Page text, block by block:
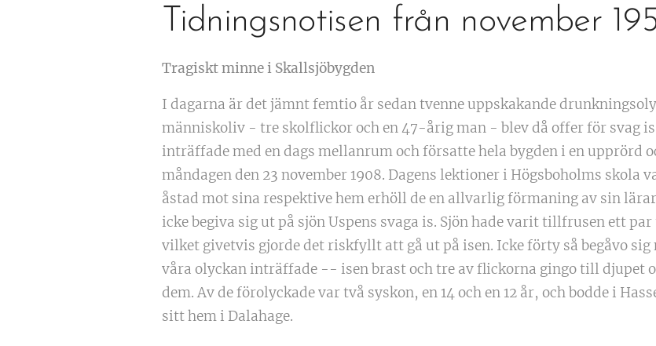
Tidningsnotisen från november
Tragiskt minne i Skallsjöbygden
I dagarna är det jämnt femtio år sedan tvenne uppskakande
människoliv - tre skolflickor och en 47-årig man - blev då offer för svag is
inträffade med en dags mellanrum och försatte hela bygden i en upprörd
måndagen den 23 november 1908. Dagens lektioner i Högsboholms skola
åstad mot sina respektive hem erhöll de en allvarlig förmaning av sin
icke begiva sig ut på sjön Uspens svaga is. Sjön hade varit tillfrusen ett
vilket givetvis gjorde det riskfyllt att gå ut på isen. Icke förty så begåvo sig
våra olyckan inträffade -- isen brast och tre av flickorna gingo till djupet
dem. Av de förolyckade var två syskon, en 14 och en 12 år, och bodde i
sitt hem i Dalahage.